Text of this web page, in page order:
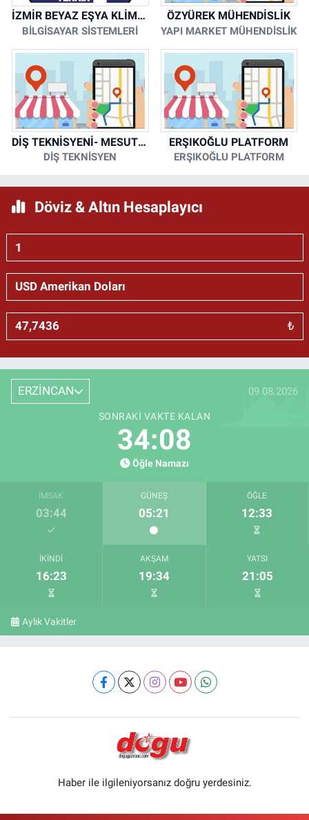
İZMİR BEYAZ EŞYA KLİMA KOMBİ SERVİSİ
BİLGİSAYAR SİSTEMLERİ
ÖZYÜREK MÜHENDİSLİK
YAPI MARKET MÜHENDİSLİK
DİŞ TEKNİSYENİ- MESUT KORKMAZ
DİŞ TEKNİSYEN
ERŞIKOĞLU PLATFORM
ERŞIKOĞLU PLATFORM
Döviz & Altın Hesaplayıcı
₺
ERZİNCAN 09.08.2026
SONRAKI VAKTE KALAN
34:07
Öğle Namazı
İMSAK
03:44
GÜNEŞ
05:21
ÖĞLE
12:33
İKINDI
16:23
AKŞAM
19:34
YATSI
21:05
Aylık Vakitler
Haber ile ilgileniyorsanız doğru yerdesiniz.